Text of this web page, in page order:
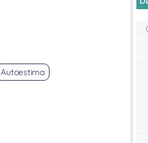
Autoestima